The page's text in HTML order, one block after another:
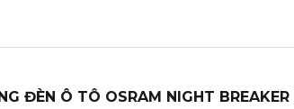
ĐÈN Ô TÔ OSRAM NIGHT